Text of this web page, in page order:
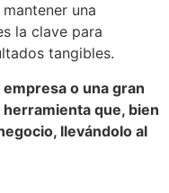
una
la clave para
tangibles.
o una gran
que, bien
llevándolo al